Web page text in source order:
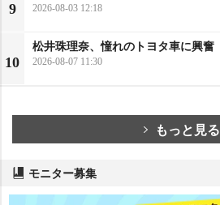
9 2026-08-03 12:18
10
松井珠理奈、憧れのトヨタ車に興奮
2026-08-07 11:30
もっと見る
モニター募集